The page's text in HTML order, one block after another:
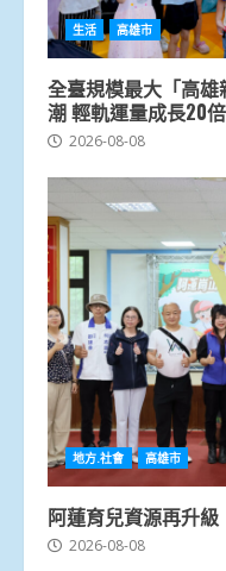
生活 高雄市
全臺規模最大「高
潮 輕軌運量成長20倍
2026-08-08
地方.社會 高雄市
阿蓮育兒資源再升
2026-08-08